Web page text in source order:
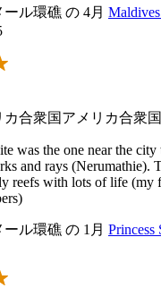
ル環礁 の 4月
アメリカ合衆国
was the one near the city
and rays (Nerumathie).
reefs with lots of life (my
ル環礁 の 1月 Princess